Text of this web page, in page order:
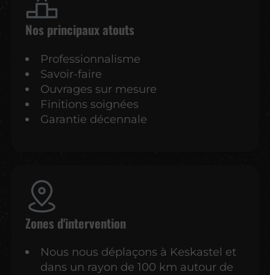
Nos principaux atouts
Professionnalisme
Savoir-faire
Ouvrages sur mesure
Finitions soignées
Garantie décennale
Zones d'intervention
Nous nous déplaçons à Keskastel et
dans un rayon de 100 km autour de